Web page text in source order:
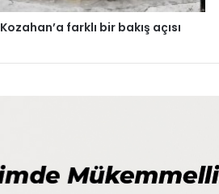
Kozahan’a farklı bir bakış açısı